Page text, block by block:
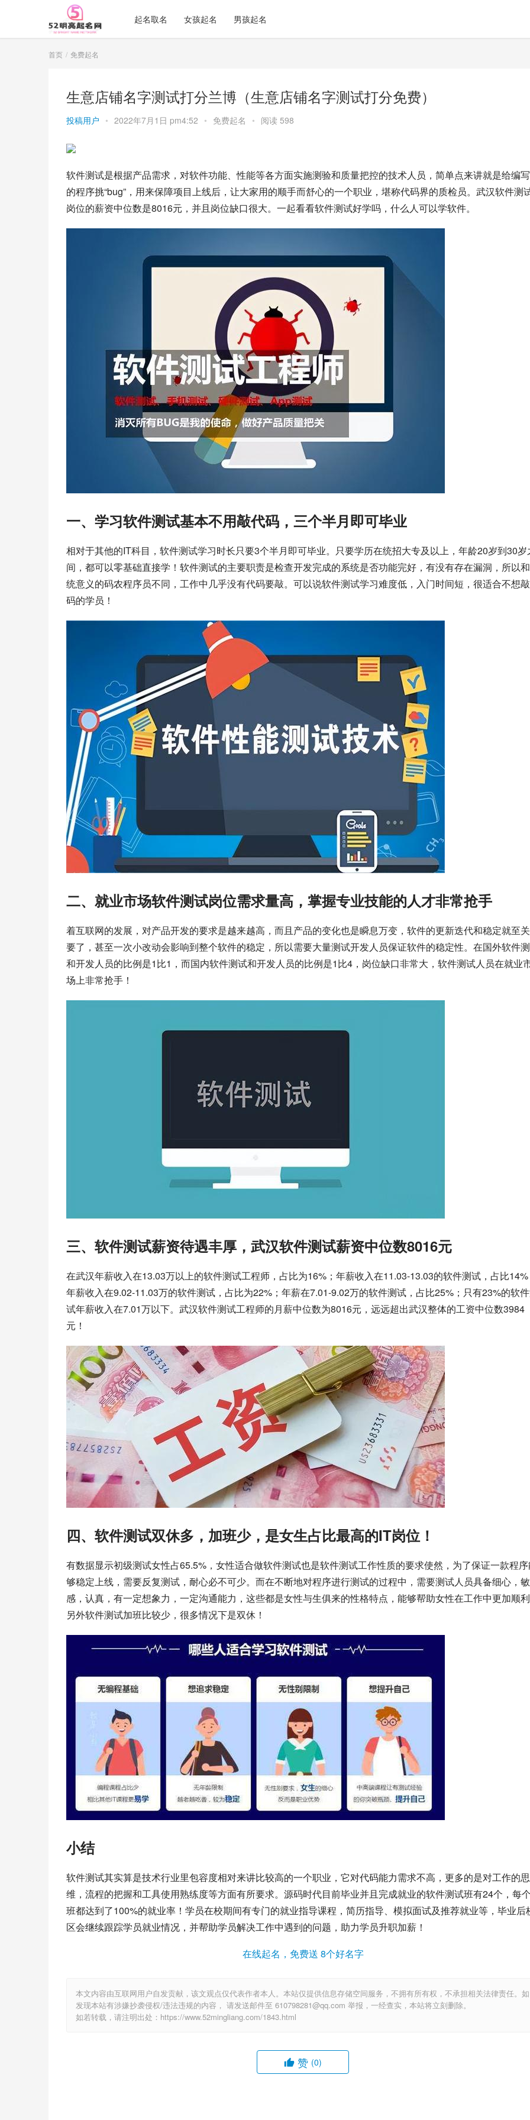
起名取名 女孩起名 男孩起名
首页 免费起名
生意店铺名字测试打分兰博（生意店铺名字测试打分免费）
投稿用户 • 2022年7月1日 pm4:52 • 免费起名 • 阅读 598
软件测试是根据产品需求，对软件功能、性能等各方面实施测验和质量把控的技术人员，简单点来讲就是给编
的程序挑“bug”，用来保障项目上线后，让大家用的顺手而舒心的一个职业，堪称代码界的质检员。武汉软件测
岗位的薪资中位数是8016元，并且岗位缺口很大。一起看看软件测试好学吗，什么人可以学软件。
一、学习软件测试基本不用敲代码，三个半月即可毕业
相对于其他的IT科目，软件测试学习时长只要3个半月即可毕业。只要学历在统招大专及以上，年龄20岁到30岁
间，都可以零基础直接学！软件测试的主要职责是检查开发完成的系统是否功能完好，有没有存在漏洞，所以
统意义的码农程序员不同，工作中几乎没有代码要敲。可以说软件测试学习难度低，入门时间短，很适合不想
码的学员！
二、就业市场软件测试岗位需求量高，掌握专业技能的人才非常抢手
着互联网的发展，对产品开发的要求是越来越高，而且产品的变化也是瞬息万变，软件的更新迭代和稳定就至
要了，甚至一次小改动会影响到整个软件的稳定，所以需要大量测试开发人员保证软件的稳定性。在国外软件
和开发人员的比例是1比1，而国内软件测试和开发人员的比例是1比4，岗位缺口非常大，软件测试人员在就业
场上非常抢手！
三、软件测试薪资待遇丰厚，武汉软件测试薪资中位数8016元
在武汉年薪收入在13.03万以上的软件测试工程师 ，占比为16%；年薪收入在11.03-13.03的软件测试，占比
年薪收入在9.02-11.03万的软件测试，占比为22%；年薪在7.01-9.02万的软件测试，占比25%；只有23%的软
试年薪收入在7.01万以下。武汉软件测试工程师的月薪中位数为8016元，远远超出武汉整体的工资中位数3984
元！
四、软件测试双休多，加班少，是女生占比最高的IT岗位！
有数据显示初级测试女性占65.5%，女性适合做软件测试也是软件测试工作性质的要求使然，为了保证一款程
够稳定上线，需要反复测试，耐心必不可少。而在不断地对程序进行测试的过程中，需要测试人员具备细心，敏
感，认真，有一定想象力，一定沟通能力，这些都是女性与生俱来的性格特点，能够帮助女性在工作中更加顺
另外软件测试加班比较少，很多情况下是双休！
小结
软件测试其实算是技术行业里包容度相对来讲比较高的一个职业，它对代码能力需求不高，更多的是对工作的思
维，流程的把握和工具使用熟练度等方面有所要求。 源码时代目前毕业并且完成就业的软件测试班有24个，每
班都达到了100%的就业率！学员在校期间有专门的就业指导课程，简历指导、模拟面试及推荐就业等，毕业后
区会继续跟踪学员就业情况，并帮助学员解决工作中遇到的问题，助力学员升职加薪！
在线起名，免费送 8个好名字
本文内容由互联网用户自发贡献，该文观点仅代表作者本人。本站仅提供信息存储空间服务，不拥有所有权，不承担相关法律责任。如
发现本站有涉嫌抄袭侵权/违法违规的内容， 请发送邮件至 610798281@qq.com 举报，一经查实，本站将立刻删除。
如若转载，请注明出处：https://www.52mingliang.com/1843.html
赞 (0)